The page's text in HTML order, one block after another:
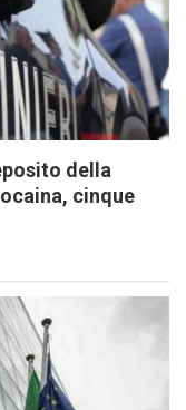
della
cinque